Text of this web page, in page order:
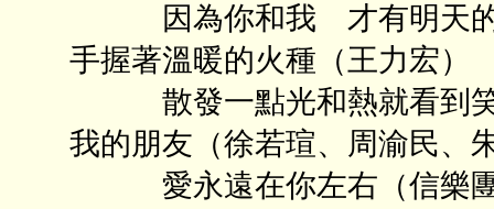
因為你和我 才有明天
手握著溫暖的火種（王力宏）
散發一點光和熱就看到
我的朋友（徐若瑄、周渝民、
愛永遠在你左右（信樂